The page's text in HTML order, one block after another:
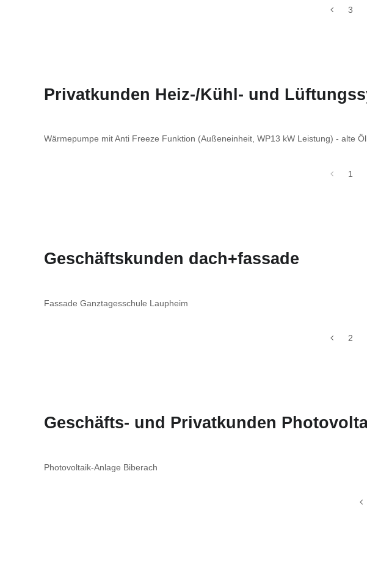
3
Privatkunden Heiz-/Kühl- und
Wärmepumpe mit Anti Freeze Funktion (Außeneinheit, WP13 kW Leistung) - alte
1
Geschäftskunden dach+fassade
Fassade Ganztagesschule Laupheim
2
Geschäfts- und Privatkunden
Photovoltaik-Anlage Biberach